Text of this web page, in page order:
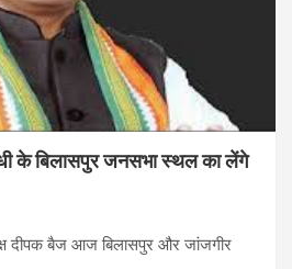
के बिलासपुर जनसभा स्थल का लेंगे
दीपक बैज आज बिलासपुर और जांजगीर